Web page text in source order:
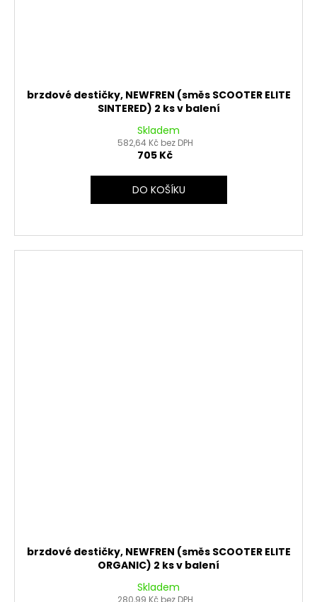
brzdové destičky, NEWFREN (směs SCOOTER ELITE
SINTERED) 2 ks v balení
Skladem
582,64 Kč bez DPH
705 Kč
DO KOŠÍKU
brzdové destičky, NEWFREN (směs SCOOTER ELITE
ORGANIC) 2 ks v balení
Skladem